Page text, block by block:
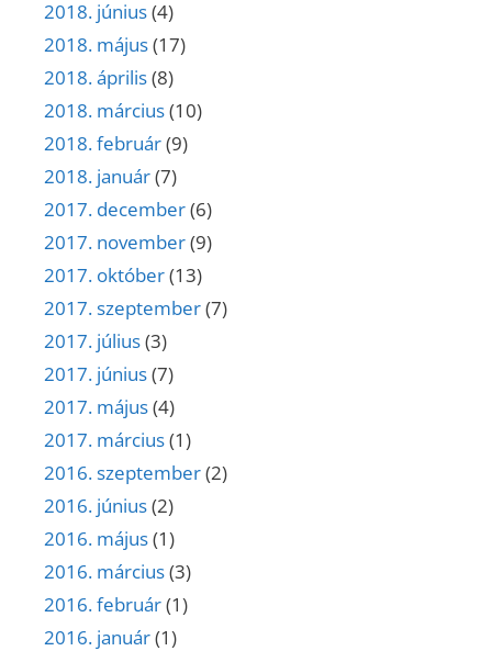
2018. június(4)
2018. május(17)
2018. április(8)
2018. március(10)
2018. február(9)
2018. január(7)
2017. december(6)
2017. november(9)
2017. október(13)
2017. szeptember(7)
2017. július(3)
2017. június(7)
2017. május(4)
2017. március(1)
2016. szeptember(2)
2016. június(2)
2016. május(1)
2016. március(3)
2016. február(1)
2016. január(1)